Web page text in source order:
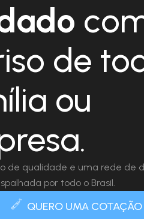
de
ou
de qualidade e uma rede de
por todo o Brasil.
QUERO UMA COTAÇÃO